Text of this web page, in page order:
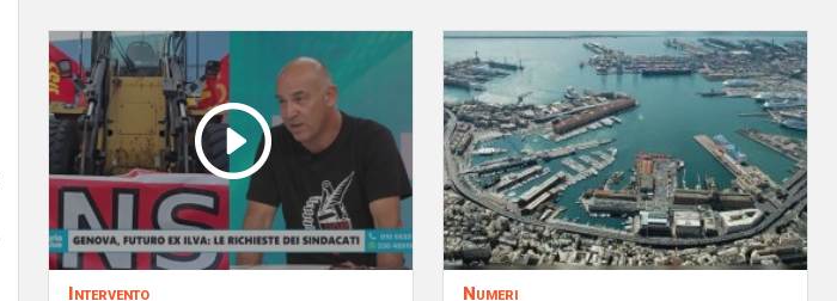
Intervento Numeri